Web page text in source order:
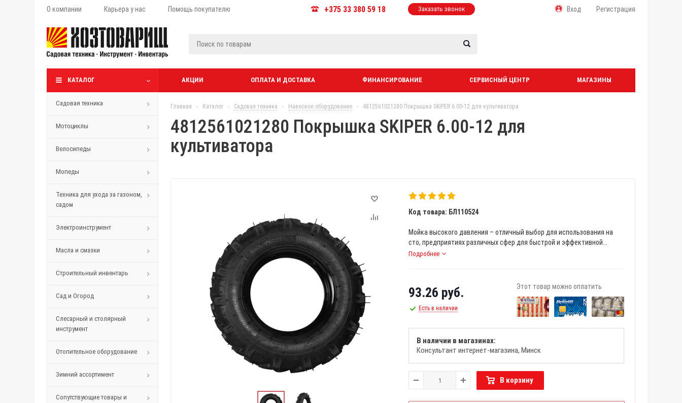
О компании Карьера у нас Помощь покупателю +375 33 380 59 18 Заказать звонок Вход Регистрация
КАТАЛОГ АКЦИИ ОПЛАТА И ДОСТАВКА ФИНАНСИРОВАНИЕ СЕРВИСНЫЙ ЦЕНТР МАГАЗИНЫ
Садовая техника
Мотоциклы
Велосипеды
Мопеды
Техника для ухода за газоном,
садом
Электроинструмент
Масла и смазки
Строительный инвентарь
Сад и Огород
Слесарный и столярный
инструмент
Отопительное оборудование
Зимний ассортимент
Сопутствующие товары и
Главная - Каталог - Садовая техника - Навесное оборудование - 4812561021280 Покрышка SKIPER 6.00-12 для культиватора
4812561021280 Покрышка SKIPER 6.00-12 для
культиватора
Код товара: БЛ110524
Мойка высокого давления – отличный выбор для использования на
сто, предприятиях различных сфер для быстрой и эффективной...
Подробнее
93.26 руб.
Есть в наличии
Этот товар можно оплатить
В наличии в магазинах:
Консультант интернет-магазина Минск
В корзину